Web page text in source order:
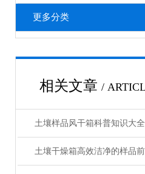
更多分类
相关文章 /